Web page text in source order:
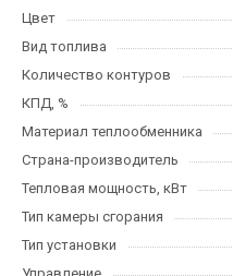
Цвет
Вид топлива
Количество контуров
КПД, %
Материал теплообменника
Страна-производитель
Тепловая мощность, кВт
Тип камеры сгорания
Тип установки